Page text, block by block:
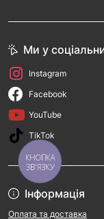
Інформація
Оплата та доставка
Ми у
Instagram
Facebook
YouTube
TikTok
КНОПКА
ЗВ'ЯЗКУ